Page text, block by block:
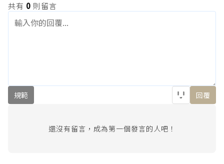
共有 0 則留言
規範 回覆
還沒有留言，成為第一個發言的人吧！